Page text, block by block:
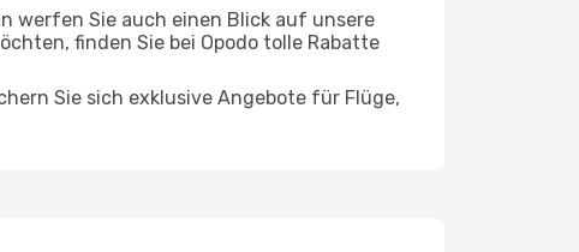
werfen Sie auch einen Blick auf unsere
finden Sie bei Opodo tolle Rabatte
Sie sich exklusive Angebote für Flüge,